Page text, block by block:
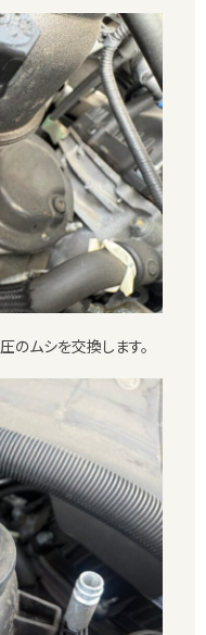
のムシを交換します。